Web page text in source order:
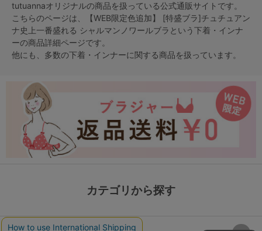
tutuannaオリジナルの商品を扱っている公式通販サイトです。
こちらのページは、【WEB限定色追加】 [特盛ブラ]チュチュアン
ナ史上一番盛れる シャルマンノワールブラという下着・インナ
ーの商品詳細ページです。
他にも、多数の下着・インナーに関する商品を扱っています。
カテゴリから探す